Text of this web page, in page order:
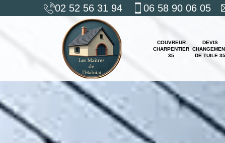
02 52 56 31 94 06 58 90 06 05
COUVREUR
CHARPENTIER
35
DEVIS
DE TUILE 35